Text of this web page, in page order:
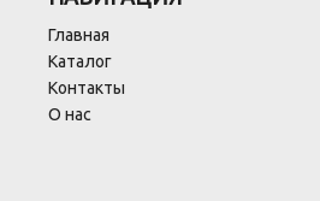
Главная
Каталог
Контакты
О нас